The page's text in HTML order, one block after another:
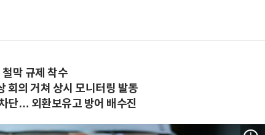
막 규제 착수
회의 거쳐 상시 모니터링 발동
단… 외환보유고 방어 배수진